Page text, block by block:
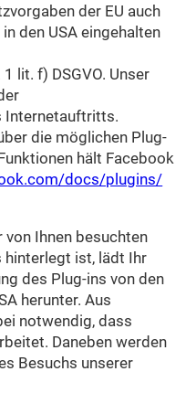
der EU auch
den USA eingehalten
lit. f) DSGVO. Unser
Internetauftritts.
die möglichen Plug-
hält Facebook
docs/plugins/
von Ihnen besuchten
ist, lädt Ihr
des Plug-ins von den
herunter. Aus
notwendig, dass
Daneben werden
Besuchs unserer